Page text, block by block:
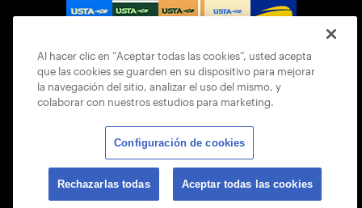
© 2026 USTA ALL RIGHTS RESERVED
Al hacer clic en “Aceptar todas las cookies”, usted acepta
que las cookies se guarden en su dispositivo para mejorar
la navegación del sitio, analizar el uso del mismo, y
colaborar con nuestros estudios para marketing.
Configuración de cookies
Rechazarlas todas Aceptar todas las cookies